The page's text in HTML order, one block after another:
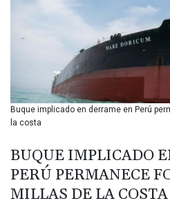
BSD
CDF
CLP
CNH
Buque implicado en derrame en Perú
la costa
BUQUE IMPLICADO
PERÚ PERMANECE
MILLAS DE LA COSTA